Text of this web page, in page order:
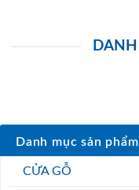
Danh mục sản phẩm
CỬA GỖ